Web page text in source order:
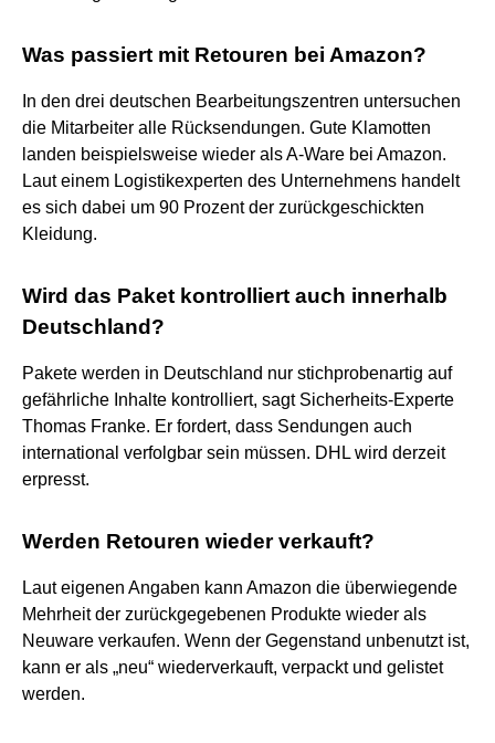
Was passiert mit Retouren bei Amazon?
In den drei deutschen Bearbeitungszentren untersuchen
die Mitarbeiter alle Rücksendungen. Gute Klamotten
landen beispielsweise wieder als A-Ware bei Amazon.
Laut einem Logistikexperten des Unternehmens handelt
es sich dabei um 90 Prozent der zurückgeschickten
Kleidung.
Wird das Paket kontrolliert auch innerhalb
Deutschland?
Pakete werden in Deutschland nur stichprobenartig auf
gefährliche Inhalte kontrolliert, sagt Sicherheits-Experte
Thomas Franke. Er fordert, dass Sendungen auch
international verfolgbar sein müssen. DHL wird derzeit
erpresst.
Werden Retouren wieder verkauft?
Laut eigenen Angaben kann Amazon die überwiegende
Mehrheit der zurückgegebenen Produkte wieder als
Neuware verkaufen. Wenn der Gegenstand unbenutzt ist,
kann er als „neu“ wiederverkauft, verpackt und gelistet
werden.